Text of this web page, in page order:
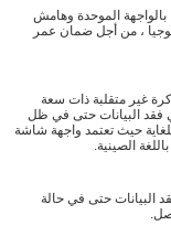
بالواجهة الموحدة وهامش
، من أجل ضمان عمر
غير متقلبة ذات سعة
فقد البيانات حتى في ظل
حيث تعتمد واجهة شاشة
البيانات حتى في حالة